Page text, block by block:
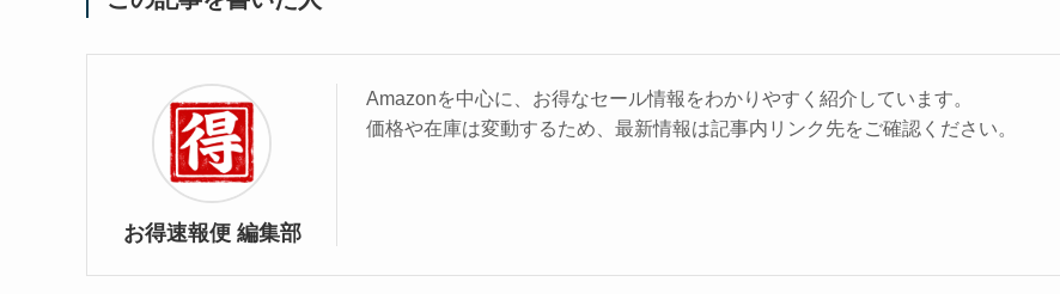
お得速報便 編集部
Amazonを中心に、お得なセール情報をわかりやすく紹介しています。
価格や在庫は変動するため、最新情報は記事内リンク先をご確認ください。